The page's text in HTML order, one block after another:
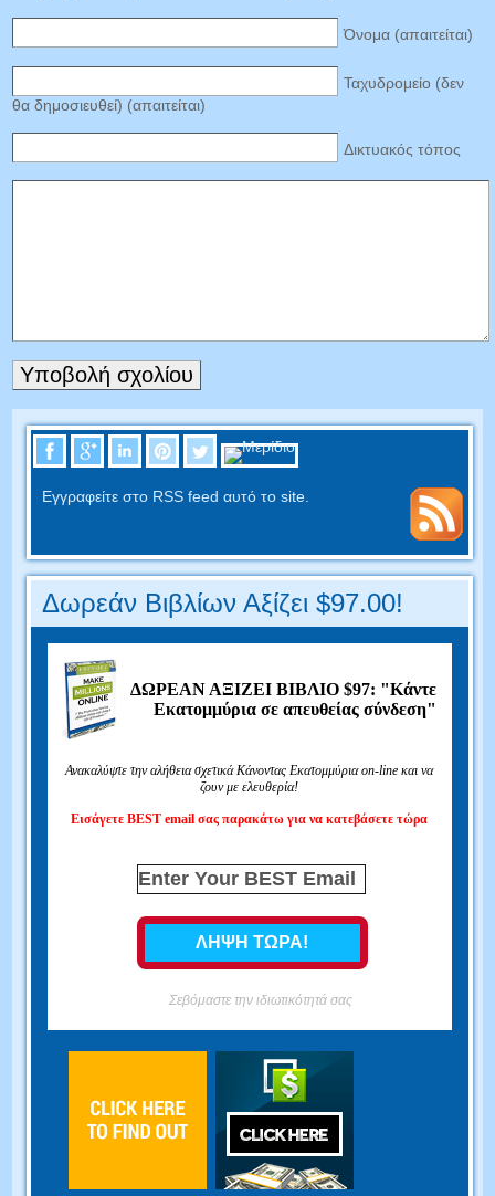
Όνομα (απαιτείται)
Ταχυδρομείο (δεν
θα δημοσιευθεί) (απαιτείται)
Δικτυακός τόπος
Εγγραφείτε στο RSS feed αυτό το site.
Δωρεάν Βιβλίων Αξίζει $97.00!
ΔΩΡΕΑΝ ΑΞΙΖΕΙ ΒΙΒΛΙΟ $97: "Κάντε
Εκατομμύρια σε απευθείας σύνδεση"
Ανακαλύψτε την αλήθεια σχετικά Κάνοντας Εκατομμύρια on-line και να
ζουν με ελευθερία!
Εισάγετε BEST email σας παρακάτω για να κατεβάσετε τώρα
Σεβόμαστε την ιδιωτικότητά σας